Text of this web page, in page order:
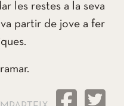
les restes a la seva
va partir de jove a fer